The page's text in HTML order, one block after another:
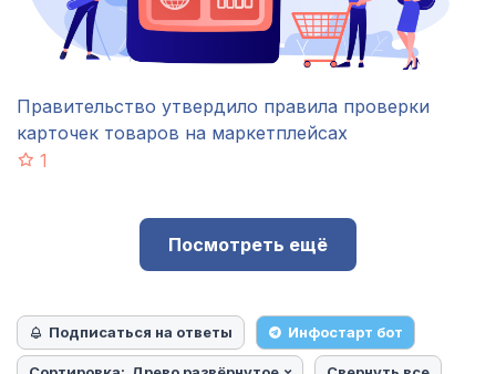
Правительство утвердило правила проверки
карточек товаров на маркетплейсах
1
Посмотреть ещё
Подписаться на ответы Инфостарт бот